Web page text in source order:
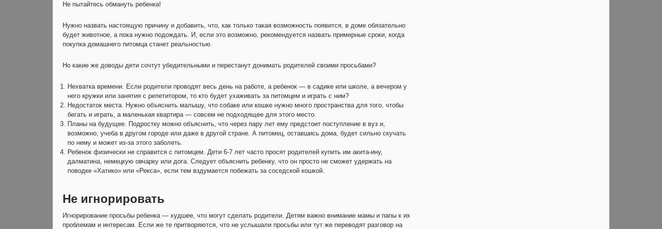
Не пытайтесь обмануть ребенка!
Нужно назвать настоящую причину и добавить, что, как только такая возможность появится, в доме обязательно
будет животное, а пока нужно подождать. И, если это возможно, рекомендуется назвать примерные сроки, когда
покупка домашнего питомца станет реальностью.
Но какие же доводы дети сочтут убедительными и перестанут донимать родителей своими просьбами?
Нехватка времени. Если родители проводят весь день на работе, а ребенок — в садике или школе, а вечером у
него кружки или занятия с репетитором, то кто будет ухаживать за питомцем и играть с ним?
Недостаток места. Нужно объяснить малышу, что собаке или кошке нужно много пространства для того, чтобы
бегать и играть, а маленькая квартира — совсем не подходящее для этого место.
Планы на будущее. Подростку можно объяснить, что через пару лет ему предстоит поступление в вуз и,
возможно, учеба в другом городе или даже в другой стране. А питомец, оставшись дома, будет сильно скучать
по нему и может из-за этого заболеть.
Ребенок физически не справится с питомцем. Дети 6-7 лет часто просят родителей купить им акита-ину,
далматина, немецкую овчарку или дога. Следует объяснить ребенку, что он просто не сможет удержать на
поводке «Хатико» или «Рекса», если тем вздумается побежать за соседской кошкой.
Не игнорировать
Игнорирование просьбы ребенка — худшее, что могут сделать родители. Детям важно внимание мамы и папы к их
проблемам и интересам. Если же те притворяются, что не услышали просьбы или тут же переводят разговор на